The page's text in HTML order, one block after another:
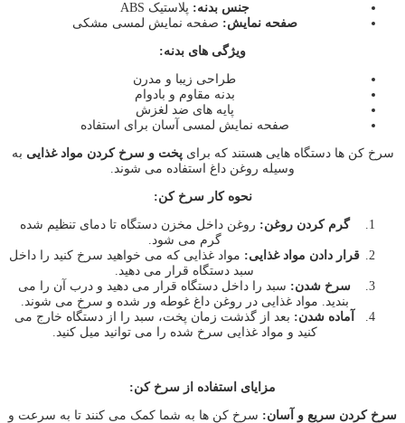
جنس بدنه: پلاستیک ABS
صفحه نمایش: صفحه نمایش لمسی مشکی
ویژگی های بدنه:
طراحی زیبا و مدرن
بدنه مقاوم و بادوام
پایه های ضد لغزش
صفحه نمایش لمسی آسان برای استفاده
سرخ کن ها دستگاه هایی هستند که برایپخت و سرخ کردن مواد غذایی به
وسیله روغن داغ استفاده می شوند.
نحوه کار سرخ کن:
گرم کردن روغن: روغن داخل مخزن دستگاه تا دمای تنظیم شده
گرم می شود.
قرار دادن مواد غذایی: مواد غذایی که می خواهید سرخ کنید را داخل
سبد دستگاه قرار می دهید.
سرخ شدن: سبد را داخل دستگاه قرار می دهید و درب آن را می
بندید. مواد غذایی در روغن داغ غوطه ور شده و سرخ می شوند.
آماده شدن: بعد از گذشت زمان پخت، سبد را از دستگاه خارج می
کنید و مواد غذایی سرخ شده را می توانید میل کنید.
مزایای استفاده از سرخ کن:
سرخ کردن سریع و آسان: سرخ کن ها به شما کمک می کنند تا به سرعت و